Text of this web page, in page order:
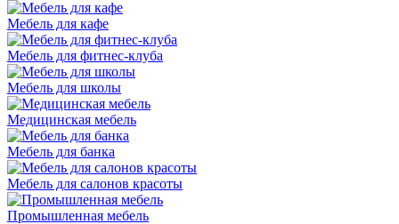
Мебель для кафе
Мебель для фитнес-клуба
Мебель для школы
Медицинская мебель
Мебель для банка
Мебель для салонов красоты
Промышленная мебель